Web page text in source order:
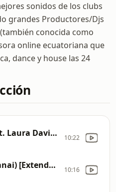
sonidos de los clubs
grandes Productores/Djs
conocida como
online ecuatoriana que
dance y house las 24
If It's Love (feat. Laura Davie & The Melody Men) [Extended Mix] 10:22
You & I (feat. Janai) [Extended Mix] 10:16